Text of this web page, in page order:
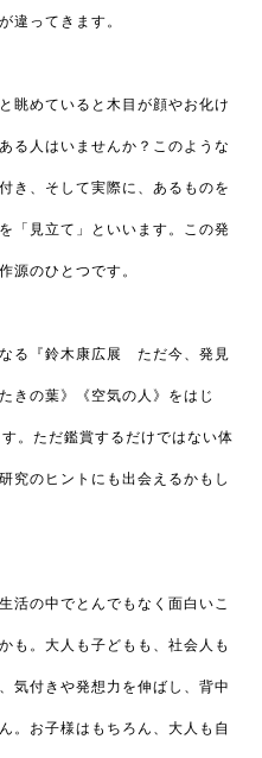
違ってきます。
眺めていると木目が顔やお化け
る人はいませんか？このような
き、そして実際に、あるものを
「見立て」といいます。この発
源のひとつです。
る『鈴木康広展 ただ今、発見
きの葉》《空気の人》をはじ
。ただ鑑賞するだけではない体
究のヒントにも出会えるかもし
活の中でとんでもなく面白いこ
も。大人も子どもも、社会人も
気付きや発想力を伸ばし、背中
。お子様はもちろん、大人も自